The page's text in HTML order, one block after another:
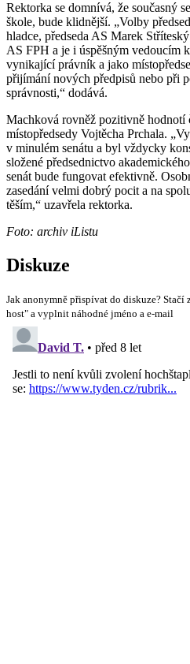
Rektorka se domnívá, že současný
škole, bude klidnější. „Volby
hladce, předseda AS Marek
AS FPH a je i úspěšným vedoucím
vynikající právník a jako
přijímání nových předpisů nebo při
správnosti,“ dodává.
Machková rovněž pozitivně hodnotí
místopředsedy Vojtěcha Prchala.
v minulém senátu a byl vždycky
složené předsednictvo
senát bude fungovat efektivně.
zasedání velmi dobrý pocit a na
těším,“ uzavřela rektorka.
Foto: archiv iListu
Diskuze
Jak anonymně přispívat do diskuze?
host" a vyplnit náhodné jméno a e-mail